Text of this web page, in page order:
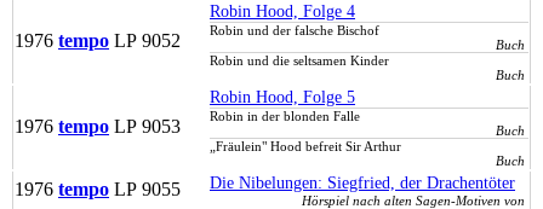
1976 tempo LP 9052
Robin Hood, Folge 4
Robin und der falsche Bischof
Buch
Robin und die seltsamen Kinder
Buch
1976 tempo LP 9053
Robin Hood, Folge 5
Robin in der blonden Falle
Buch
„Fräulein" Hood befreit Sir Arthur
Buch
1976 tempo LP 9055 Die Nibelungen: Siegfried, der Drachentöter
Hörspiel nach alten Sagen-Motiven von